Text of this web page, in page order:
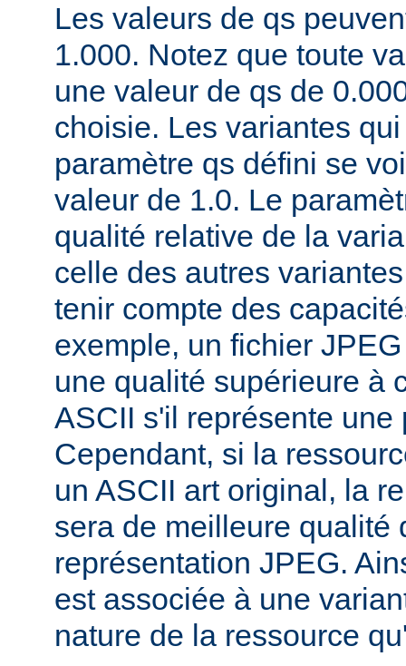
Les valeurs de qs
1.000. Notez que toute
une valeur de qs de
choisie. Les variantes
paramètre qs défini se
valeur de 1.0. Le
qualité relative de la
celle des autres
tenir compte des
exemple, un fichier
une qualité supérieure à
ASCII s'il représente une
Cependant, si la
un ASCII art original, la
sera de meilleure qualité
représentation JPEG.
est associée à une
nature de la ressource